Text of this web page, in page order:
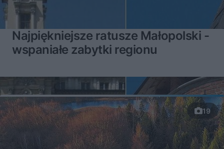
Najpiękniejsze ratusze Małopolski -
wspaniałe zabytki regionu
19